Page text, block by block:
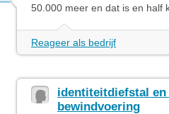
50.000 meer en dat is en half
Reageer als bedrijf
identiteitdiefstal en
bewindvoering